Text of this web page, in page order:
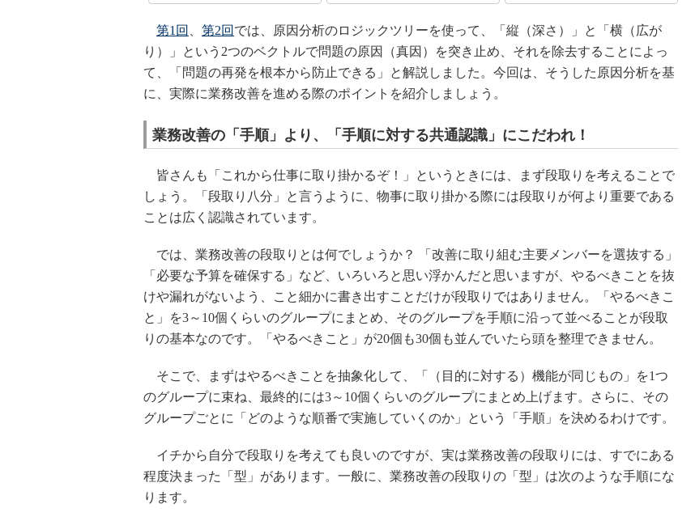
第1回 第2回 では、原因分析のロジックツリーを使って、「縦（深さ）」と「横（広が
り）」という2つのベクトルで問題の原因（真因）を突き止め、それを除去することによっ
て、「問題の再発を根本から防止できる」と解説しました。今回は、そうした原因分析を基
に、実際に業務改善を進める際のポイントを紹介しましょう。
業務改善の「手順」より、「手順に対する共通認識」にこだわれ！
皆さんも「これから仕事に取り掛かるぞ！」というときには、まず段取りを考えることで
しょう。「段取り八分」と言うように、物事に取り掛かる際には段取りが何より重要である
ことは広く認識されています。
では、業務改善の段取りとは何でしょうか？ 「改善に取り組む主要メンバーを選抜する」
「必要な予算を確保する」など、いろいろと思い浮かんだと思いますが、やるべきことを抜
けや漏れがないよう、こと細かに書き出すことだけが段取りではありません。「やるべきこ
と」を3～10個くらいのグループにまとめ、そのグループを手順に沿って並べることが段取
りの基本なのです。「やるべきこと」が20個も30個も並んでいたら頭を整理できません。
そこで、まずはやるべきことを抽象化して、「（目的に対する）機能が同じもの」を1つ
のグループに束ね、最終的には3～10個くらいのグループにまとめ上げます。さらに、その
グループごとに「どのような順番で実施していくのか」という「手順」を決めるわけです。
イチから自分で段取りを考えても良いのですが、実は業務改善の段取りには、すでにある
程度決まった「型」があります。一般に、業務改善の段取りの「型」は次のような手順にな
ります。